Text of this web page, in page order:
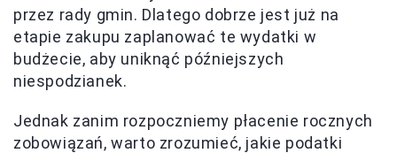
przez rady gmin. Dlatego dobrze jest już na
etapie zakupu zaplanować te wydatki w
budżecie, aby uniknąć późniejszych
niespodzianek.
Jednak zanim rozpoczniemy płacenie rocznych
zobowiązań, warto zrozumieć, jakie podatki